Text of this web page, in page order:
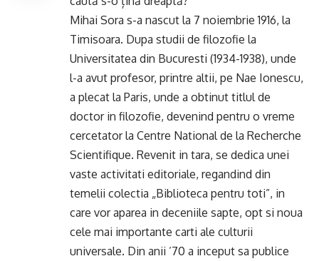
Mihai Sora s-a nascut la 7 noiembrie 1916, la
Timisoara. Dupa studii de filozofie la
Universitatea din Bucuresti (1934-1938), unde
l-a avut profesor, printre altii, pe Nae Ionescu,
a plecat la Paris, unde a obtinut titlul de
doctor in filozofie, devenind pentru o vreme
cercetator la Centre National de la Recherche
Scientifique. Revenit in tara, se dedica unei
vaste activitati editoriale, regandind din
temelii colectia „Biblioteca pentru toti”, in
care vor aparea in deceniile sapte, opt si noua
cele mai importante carti ale culturii
universale. Din anii ’70 a inceput sa publice